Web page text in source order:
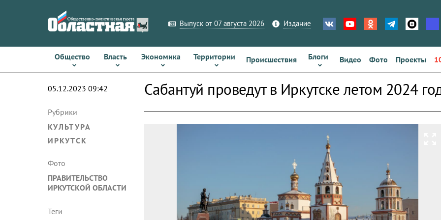
Выпуск от 07 августа 2026 Издание
Общество Власть Экономика Территории Происшествия Блоги Видео Фото Проекты
05.12.2023 09:42
Рубрики
КУЛЬТУРА
ИРКУТСК
Фото
ПРАВИТЕЛЬСТВО
ИРКУТСКОЙ ОБЛАСТИ
Теги
Сабантуй проведут в Иркутске летом 2024